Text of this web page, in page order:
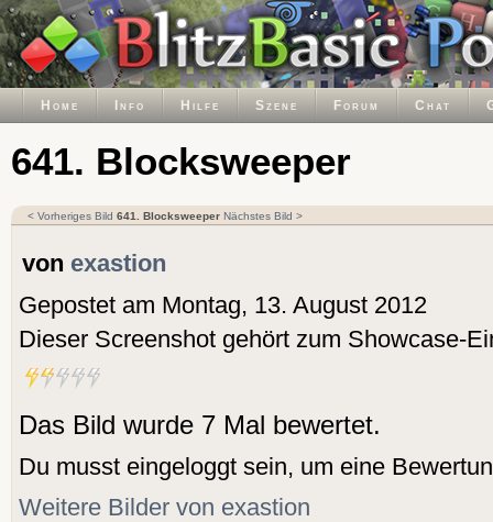
Home Info Hilfe Szene Forum Chat
641. Blocksweeper
< Vorheriges Bild 641. Blocksweeper Nächstes Bild >
von exastion
Gepostet am Montag, 13. August 2012
Dieser Screenshot gehört zum Showcase-
Das Bild wurde 7 Mal bewertet.
Du musst eingeloggt sein, um eine
Weitere Bilder von exastion